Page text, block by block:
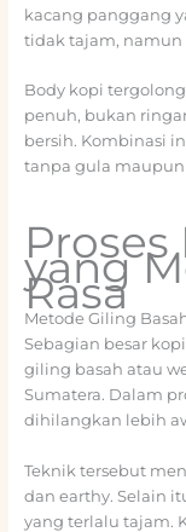
kacang panggang
tidak tajam, namun
Body kopi
penuh, bukan
bersih. Kombinasi
tanpa gula
yang
Rasa
Metode Giling
Sebagian besar
giling basah atau
Sumatera. Dalam
dihilangkan lebih
Teknik tersebut
dan earthy. Selain
yang terlalu tajam.